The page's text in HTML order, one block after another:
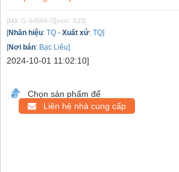
[Mã: G-64584-7] [xem: 533]
[Nhãn hiệu: TQ - Xuất xứ: TQ]
[Nơi bán: Bạc Liêu]
2024-10-01 11:02:10]
Chọn sản phẩm để
Liên hệ nhà cung cấp